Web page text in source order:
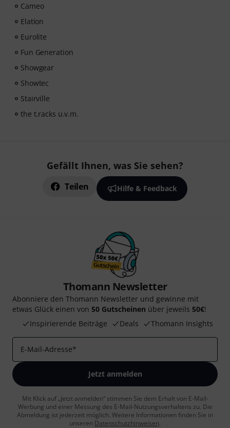
Cameo
Elation
Eurolite
Fun Generation
Showgear
Showtec
Stairville
the t.racks u.v.m.
Gefällt Ihnen, was Sie sehen?
Teilen Hilfe & Feedback
Thomann Newsletter
Abonniere den Thomann Newsletter und gewinne mit
etwas Glück einen von 50 Gutscheinen über jeweils 50€!
Inspirierende Beiträge
Deals Thomann Insights
E-Mail-Adresse*
Jetzt anmelden
Mit Klick auf „Jetzt anmelden“ stimmen Sie dem Erhalt von E-Mail-
Werbung und einer Messung des E-Mail-Nutzungsverhaltens zu. Die
Abmeldung ist jederzeit möglich. Weitere Informationen finden Sie in
unseren Datenschutzhinweisen.